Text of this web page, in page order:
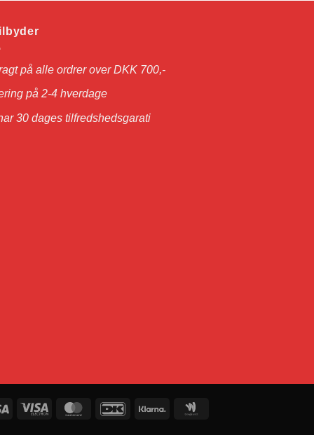
på alle ordrer over DKK 700,-
på 2-4 hverdage
30 dages tilfredshedsgarati
Visa
Visa
MasterCardDanKort Klarna